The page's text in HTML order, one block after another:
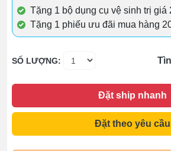
Tặng 1 bộ dụng cụ vệ sinh trị giá
Tặng 1 phiếu ưu đãi mua hàng
SỐ LƯỢNG:
Đặt ship nhanh
Đặt theo yêu cầu